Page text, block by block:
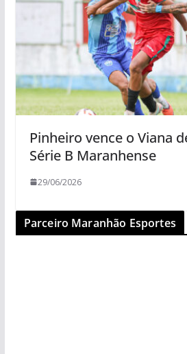
Pinheiro vence o Viana
Série B Maranhense
29/06/2026
Parceiro Maranhão Esportes